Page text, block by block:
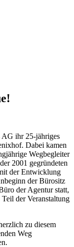
AG ihr 25-jähriges
Dabei kamen
Wegbegleiter
2001 gegründeten
der Entwicklung
der Bürositz
der Agentur statt,
der Veranstaltung
zu diesem
Weg